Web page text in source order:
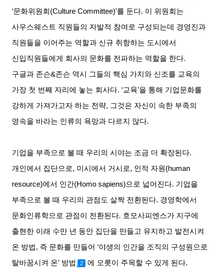
‘문화위원회 (Culture Committee)’를 둔다. 이 위원회는
사우스웨스트 직원들의 자발적 참여로 구성되는데 경영진과
직원들을 이어주는 역할과 신규 취항하는 도시에서
신입직원들에게 회사의 문화를 전파하는 역할을 한다.
구글과 존슨&존슨 역시 그들의 핵심 가치와 신조를 교육의
가장 첫 번째 자리에 놓는 회사다. ‘교육’을 통해 기업문화를
강하게 가져가고자 하는 전략, 그것은 자신이 속한 부족의
영속을 바라는 인류의 욕망과 다르지 않다.
기업을 부족으로 볼 때 우리의 시야는 조금 더 확장된다.
개인에서 집단으로, 미시에서 거시로, 인적 자원 (human
resource)에서 인간(Homo sapiens)으로 넓어진다. 기업을
부족으로 볼 때 우리의 관점도 살짝 전환된다. 경영학에서
문화인류학으로 관점이 전환된다. 호모사피엔스가 지구에
출현한 이래 수만 년 동안 집단을 만들고 유지하고 발전시켜
온 방법, 즉 문화를 만들어 ‘야생의 인간을 조직의 구성원으로
탈바꿈시켜 온’ 방법 2 에 오롯이 주목할 수 있게 된다.